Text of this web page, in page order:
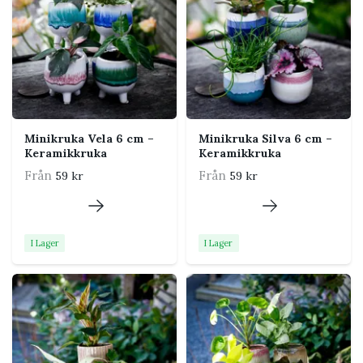
Trä jutesnöret genom hållaren och anpassa
längden.
Placera tillandsian försiktigt i öppningen utan
att klämma bladen.
Häng hållaren ljust men skyddat från stark,
brännande sol.
blötläggas och låt den torka innan den sätts
Skötsel och hållbarhet
tillandsian vid vattning och låt både växt och
hållare torka ordentligt.
Vanliga frågor
Minikruka Vela 6 cm –
Keramikkruka
Från 59 kr
I Lager
Minikruka Silva 6 cm –
Keramikkruka
Från 59 kr
I Lager